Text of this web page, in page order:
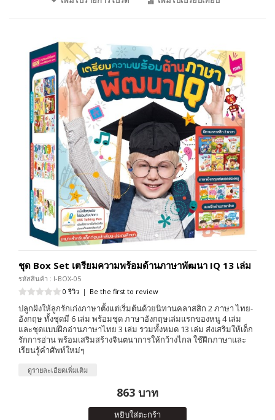
ชุด Box Set เตรียมความพร้อมด้านภาษาพัฒนา IQ 13 เล่ม
รหัสสินค้า : I-BOX-05
0 รีวิว | Be the first to review
ปลูกฝังให้ลูกรักเก่งภาษาตั้งแต่เริ่มต้นด้วยนิทานคลาสสิก 2 ภาษา ไทย-
อังกฤษ ทั้งชุดมี 6 เล่ม พร้อมชุด ภาษาอังกฤษเล่มแรกของหนู 4 เล่ม
และชุดแบบฝึกอ่านภาษาไทย 3 เล่ม รวมทั้งหมด 13 เล่ม ส่งเสริมให้เด็ก
รักการอ่าน พร้อมเสริมสร้างจินตนาการให้กว้างไกล ใช้ฝึกภาษาและ
เรียนรู้คำศัพท์ใหม่ๆ
ดูรายละเอียดเพิ่มเติม
863 บาท
หยิบใส่ตะกร้า